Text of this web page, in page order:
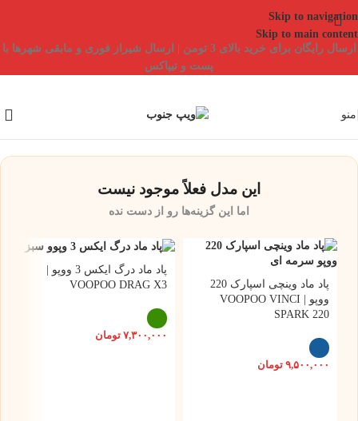
Skip to navigation
Skip to main content
ارسال رایگان برای خرید بالای 3 تومن | ارسال شیراز فوری و مابقی شهرها با
پست و تیپاکس
منو
این مدل فعلاً موجود نیست
اما این گزینه‌ها رو از دست نده
پاد ماد وینچی اسپارک 220
ووپو | VOOPOO VINCI
SPARK 220
۹,۵۰۰,۰۰۰ تومان
پاد ماد درگ ایکس 3 ووپو |
VOOPOO DRAG X3
۷,۳۰۰,۰۰۰ تومان